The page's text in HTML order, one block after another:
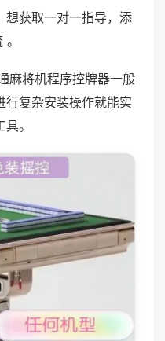
想获取一对一指导，添
麻将机程序控牌器一般
行复杂安装操作就能实
。